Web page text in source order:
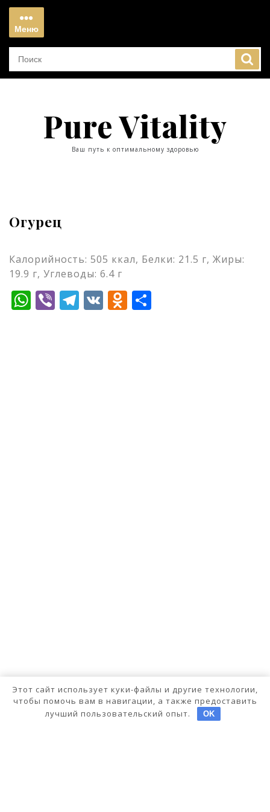
Перейти
содержимому
Меню
Меню
Pure Vitality
Ваш путь к оптимальному здоровью
Огурец
Калорийность: 505 ккал, Белки: 21.5 г, Жиры:
19.9 г, Углеводы: 6.4 г
WhatsApp
ViberTelegram
VKOdnoklassniki
Этот сайт использует куки-файлы и другие технологии,
чтобы помочь вам в навигации, а также предоставить
лучший пользовательский опыт.
OK